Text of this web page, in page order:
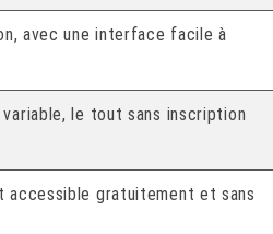
avec une interface facile à
le tout sans inscription
accessible gratuitement et sans